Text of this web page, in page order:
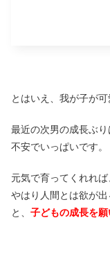
とはいえ、我が子が
最近の次男の成長ぶ
不安でいっぱいです。
元気で育ってくれれ
やはり人間とは欲が
と、 子どもの成長を